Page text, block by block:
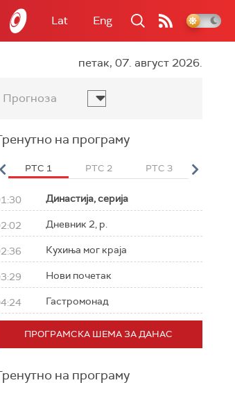
Lat Eng
петак, 07. август 2026.
Прогноза
на програму
РТС 1 РТС 2 РТС 3 РТС
Династија, серија
Дневник 2, р.
Кухиња мог краја
Нови почетак
Гастромонад
ПРОГРАМСКА ШЕМА ЗА ДАНАС
на програму